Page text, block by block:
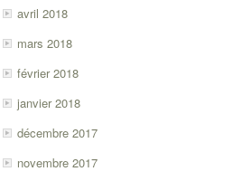
avril 2018
mars 2018
février 2018
janvier 2018
décembre 2017
novembre 2017